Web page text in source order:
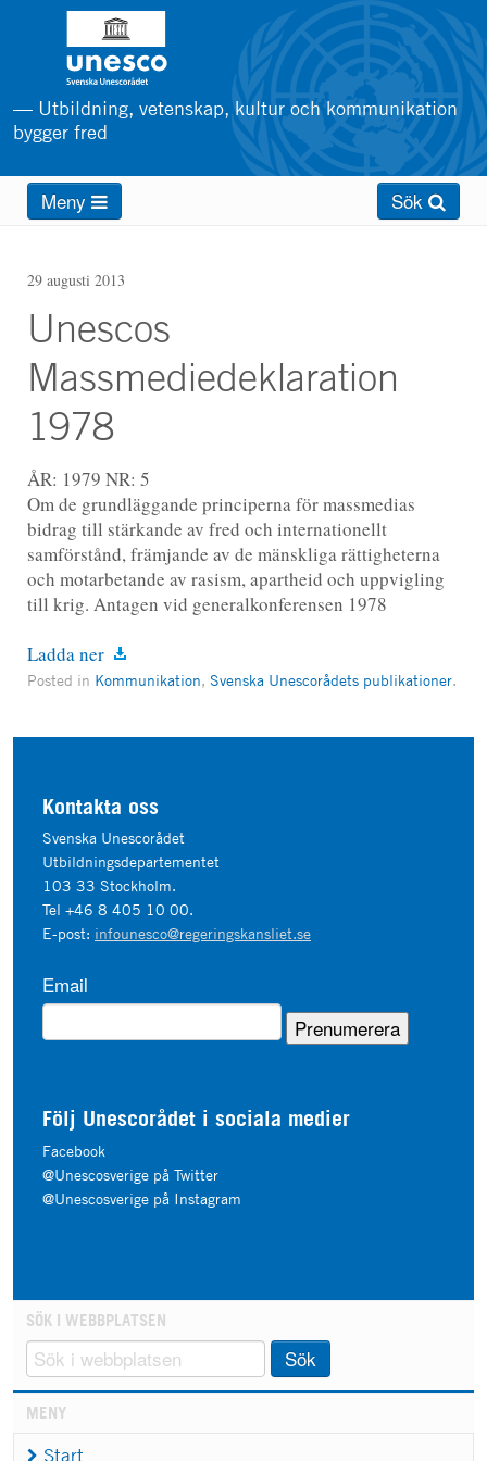
huvudinnehåll
— Utbildning, vetenskap, kultur och kommunikation
bygger fred
Main
menuMeny Sök
29 augusti 2013
Unescos
Massmediedeklaration
1978
ÅR: 1979 NR: 5
Om de grundläggande principerna för massmedias
bidrag till stärkande av fred och internationellt
samförstånd, främjande av de mänskliga rättigheterna
och motarbetande av rasism, apartheid och uppvigling
till krig. Antagen vid generalkonferensen 1978
Ladda ner
Posted in Kommunikation, Svenska Unescorådets publikationer.
Kontakta oss
Svenska Unescorådet
Utbildningsdepartementet
103 33 Stockholm.
Tel +46 8 405 10 00.
E-post: infounesco@regeringskansliet.se
Email
Följ Unescorådet i sociala medier
Facebook
@Unescosverige på Twitter
@Unescosverige på Instagram
SÖK I WEBBPLATSEN
Sök
MENY
Start